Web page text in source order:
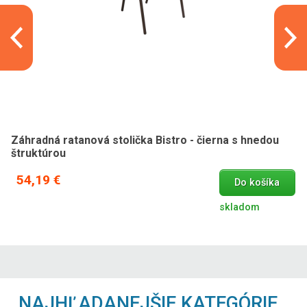
Záhradná ratanová stolička Bistro - čierna s hnedou
štruktúrou
54,19 € Do košíka
skladom